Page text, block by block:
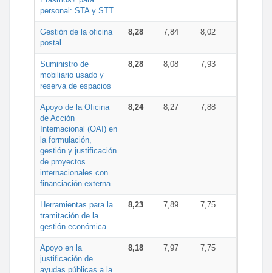
personal: STA y STT
Gestión de la oficina
postal
8,28 7,84 8,02
Suministro de
mobiliario usado y
reserva de espacios
8,28 8,08 7,93
Apoyo de la Oficina
de Acción
Internacional (OAI) en
la formulación,
gestión y justificación
de proyectos
internacionales con
financiación externa
8,24 8,27 7,88
Herramientas para la
tramitación de la
gestión económica
8,23 7,89 7,75
Apoyo en la
justificación de
ayudas públicas a la
8,18 7,97 7,75